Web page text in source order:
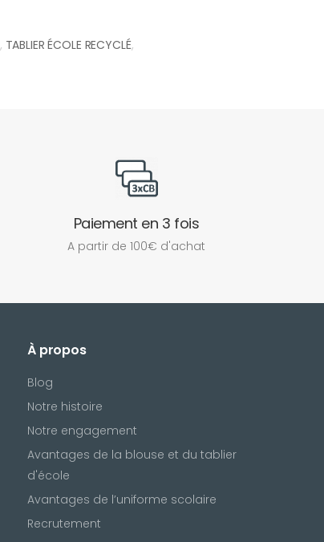
, TABLIER ÉCOLE RECYCLÉ,
Paiement en 3 fois
A partir de 100€ d'achat
À propos
Blog
Notre histoire
Notre engagement
Avantages de la blouse et du tablier
d'école
Avantages de l’uniforme scolaire
Recrutement